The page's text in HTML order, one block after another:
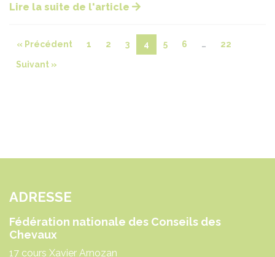
Lire la suite de l'article
« Précédent 1 2 3 4 5 6 … 22
Suivant »
ADRESSE
Fédération nationale des Conseils des
Chevaux
17 cours Xavier Arnozan